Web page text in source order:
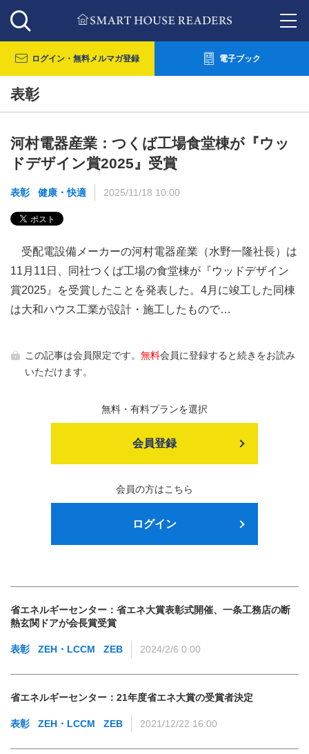
ログイン・ 無料メルマガ登録 電子ブック
表彰
河村電器産業：つくば工場食堂棟が『ウッ
ドデザイン賞2025』受賞
表彰 健康・快適 2025/11/18 10:00
受配電設備メーカーの河村電器産業（水野一隆社長）は
11月11日、同社つくば工場の食堂棟が『ウッドデザイン
賞2025』を受賞したことを発表した。4月に竣工した同棟
は大和ハウス工業が設計・施工したもので…
この記事は会員限定です。 無料会員に登録すると続きをお読み
いただけます。
無料・有料プランを選択
会員登録
会員の方はこちら
ログイン
省エネルギーセンター：省エネ大賞表彰式開催、一条工務店の断
熱玄関ドアが会長賞受賞
表彰 ZEH・LCCM ZEB 2024/2/6 0:00
省エネルギーセンター：21年度省エネ大賞の受賞者決定
表彰 ZEH・LCCM ZEB 2021/12/22 16:00